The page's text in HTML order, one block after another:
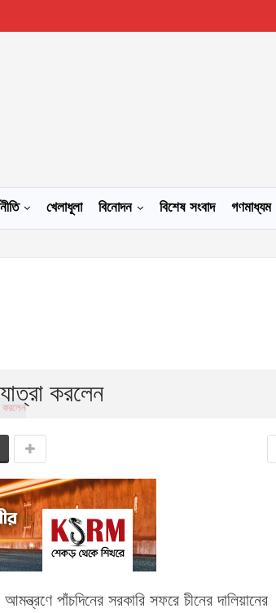
খেলাধূলা বিনোদন বিশেষ সংবাদ গণমাধ্যম
করলেন
পাঁচদিনের সরকারি সফরে চীনের দালিয়ানের